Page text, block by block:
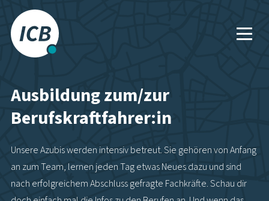
Ausbildung zum/zur
Berufskraftfahrer:in
Unsere Azubis werden intensiv betreut. Sie gehören von Anfang
an zum Team, lernen jeden Tag etwas Neues dazu und sind
nach erfolgreichem Abschluss gefragte Fachkräfte. Schau dir